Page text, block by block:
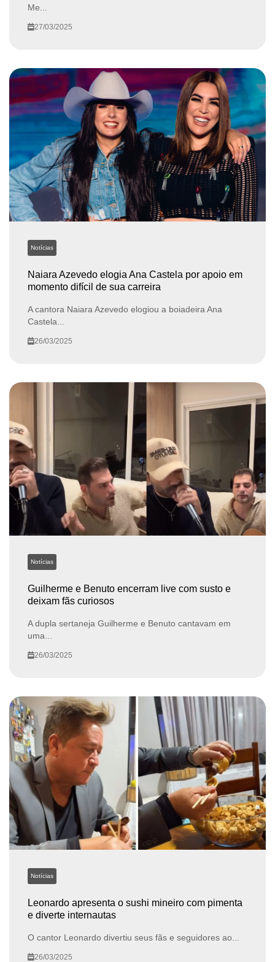
Me...
27/03/2025
Notícias
Naiara Azevedo elogia Ana Castela por apoio em
momento difícil de sua carreira
A cantora Naiara Azevedo elogiou a boiadeira Ana
Castela...
26/03/2025
Notícias
Guilherme e Benuto encerram live com susto e
deixam fãs curiosos
A dupla sertaneja Guilherme e Benuto cantavam em
uma...
26/03/2025
Notícias
Leonardo apresenta o sushi mineiro com pimenta
e diverte internautas
O cantor Leonardo divertiu seus fãs e seguidores ao...
26/03/2025